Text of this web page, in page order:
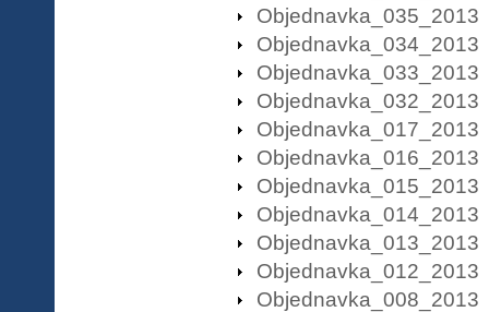
Objednavka_035_2013
Objednavka_034_2013
Objednavka_033_2013
Objednavka_032_2013
Objednavka_017_2013
Objednavka_016_2013
Objednavka_015_2013
Objednavka_014_2013
Objednavka_013_2013
Objednavka_012_2013
Objednavka_008_2013